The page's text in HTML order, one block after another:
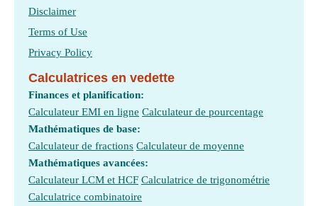
Disclaimer
Terms of Use
Privacy Policy
Calculatrices en vedette
Finances et planification:
Calculateur EMI en ligne Calculateur de pourcentage
Mathématiques de base:
Calculateur de fractions Calculateur de moyenne
Mathématiques avancées:
Calculateur LCM et HCF Calculatrice de trigonométrie
Calculatrice combinatoire